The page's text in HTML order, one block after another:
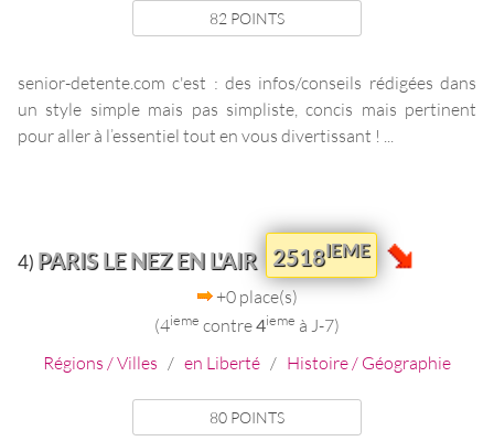
82 POINTS
senior-detente.com c'est : des infos/conseils rédigées dans
un style simple mais pas simpliste, concis mais pertinent
pour aller à l’essentiel tout en vous divertissant ! ...
4) PARIS LE NEZ EN L'AIR 2518IEME
+0 place(s)
(4ieme contre4ieme à J-7)
Régions / Villes / en Liberté / Histoire / Géographie
80 POINTS